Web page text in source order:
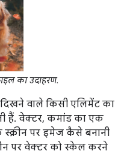
का उदाहरण.
वाले किसी एलिमेंट का
हैं. वेक्टर, कमांड का एक
पर इमेज कैसे बनानी
पर वेक्टर को स्केल करने